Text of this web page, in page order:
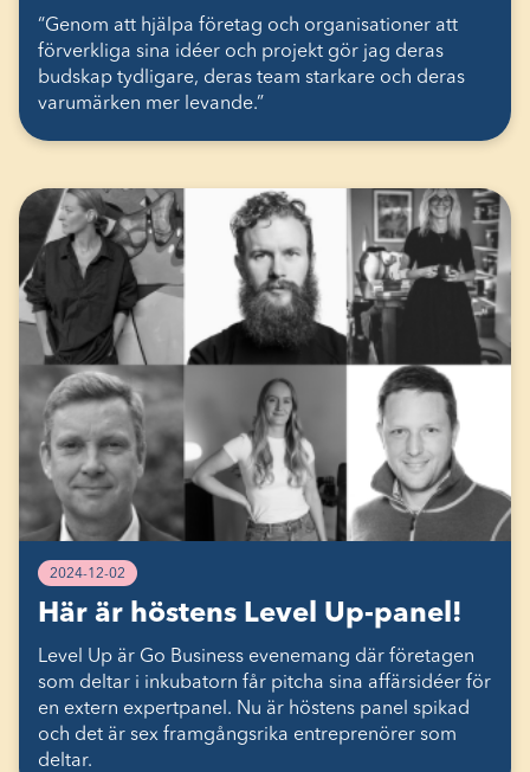
“Genom att hjälpa företag och organisationer att
förverkliga sina idéer och projekt gör jag deras
budskap tydligare, deras team starkare och deras
varumärken mer levande.”
2024-12-02
Här är höstens Level Up-panel!
Level Up är Go Business evenemang där företagen
som deltar i inkubatorn får pitcha sina affärsidéer för
en extern expertpanel. Nu är höstens panel spikad
och det är sex framgångsrika entreprenörer som
deltar.